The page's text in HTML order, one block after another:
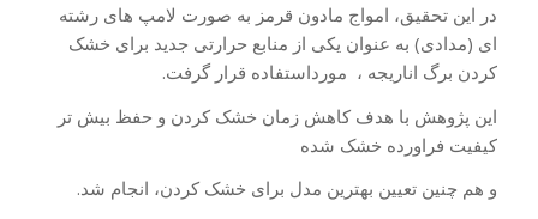
در این تحقیق، امواج مادون قرمز به صورت لامپ هاى رشته
اى (مدادى) به عنوان یکى از منابع حرارتى جدید براى خشک
کردن برگ اناریجه ، مورداستفاده قرار گرفت.
این پژوهش با هدف کاهش زمان خشک کردن و حفظ بیش تر
کیفیت فراورده خشک شده
و هم چنین تعیین بهترین مدل براى خشک کردن، انجام شد.